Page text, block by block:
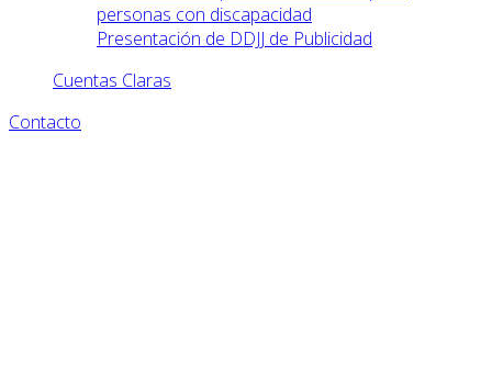
personas con discapacidad
Presentación de DDJJ de Publicidad
Cuentas Claras
Contacto